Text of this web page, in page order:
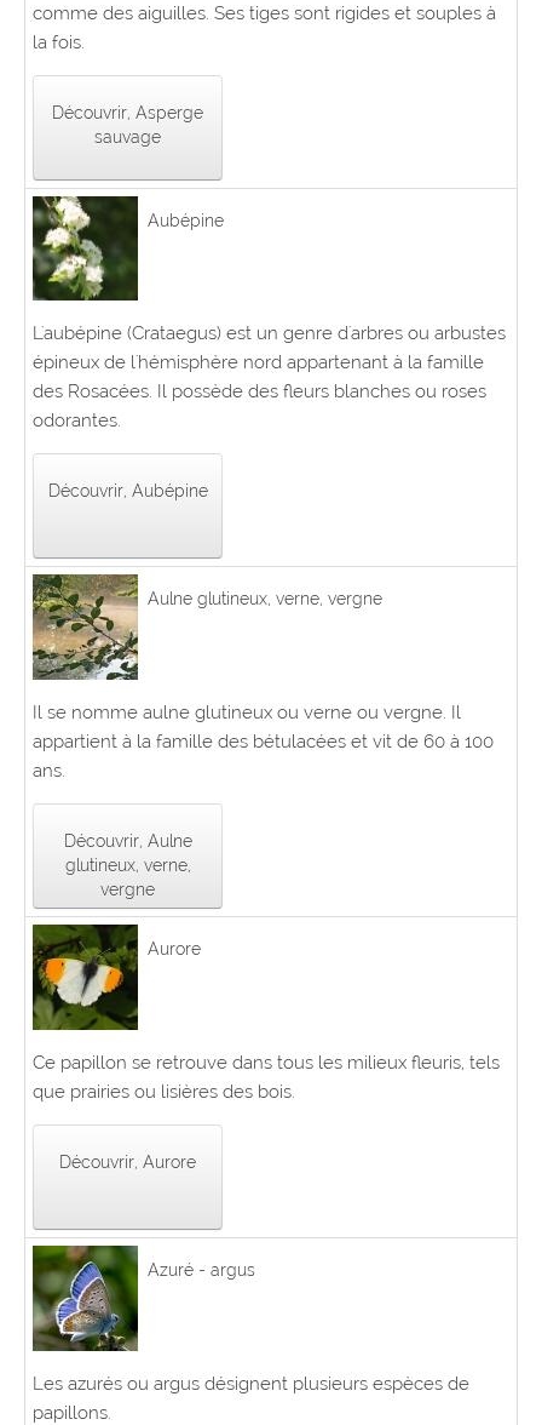
comme des aiguilles. Ses tiges sont rigides et souples à
la fois.
Découvrir, Asperge
sauvage
Aubépine
L'aubépine (Crataegus) est un genre d'arbres ou arbustes
épineux de l'hémisphère nord appartenant à la famille
des Rosacées. Il possède des fleurs blanches ou roses
odorantes.
Découvrir, Aubépine
Aulne glutineux, verne, vergne
Il se nomme aulne glutineux ou verne ou vergne. Il
appartient à la famille des bétulacées et vit de 60 à 100
ans.
Découvrir, Aulne
glutineux, verne,
vergne
Aurore
Ce papillon se retrouve dans tous les milieux fleuris, tels
que prairies ou lisières des bois.
Découvrir, Aurore
Azuré - argus
Les azurés ou argus désignent plusieurs espèces de
papillons.